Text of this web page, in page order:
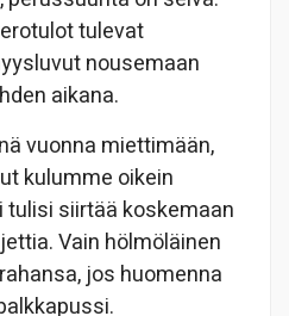
tulevat
nousemaan
aikana.
vuonna miettimään,
kulumme oikein
tulisi siirtää koskemaan
Vain hölmöläinen
jos huomenna